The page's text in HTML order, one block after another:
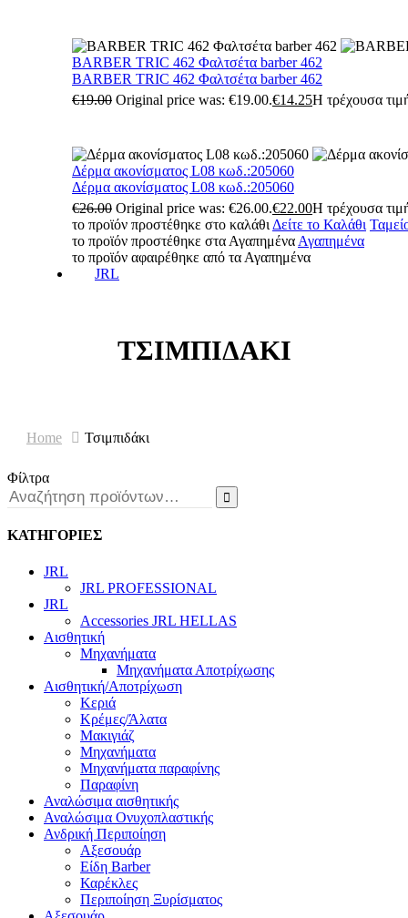
BARBER TRIC 462 Φαλτσέτα barber 462
BARBER TRIC 462 Φαλτσέτα barber 462
€19.00 Original price was: €19.00.€14.25Η τρέχουσα
Δέρμα ακονίσματος L08 κωδ.:205060
Δέρμα ακονίσματος L08 κωδ.:205060
€26.00 Original price was: €26.00.€22.00Η τρέχουσα
το προϊόν προστέθηκε στο καλάθι Δείτε το Καλάθι
το προϊόν προστέθηκε στα Αγαπημένα Αγαπημένα
το προϊόν αφαιρέθηκε από τα Αγαπημένα
JRL
ΤΣΙΜΠΙΔΆΚΙ
Home Τσιμπιδάκι
Φίλτρα

ΚΑΤΗΓΟΡΙΕΣ
JRL
JRL PROFESSIONAL
JRL
Accessories JRL HELLAS
Αισθητική
Μηχανήματα
Μηχανήματα Αποτρίχωσης
Αισθητική/Αποτρίχωση
Κεριά
Κρέμες/Άλατα
Μακιγιάζ
Μηχανήματα
Μηχανήματα παραφίνης
Παραφίνη
Αναλώσιμα αισθητικής
Αναλώσιμα Ονυχοπλαστικής
Ανδρική Περιποίηση
Αξεσουάρ
Είδη Barber
Καρέκλες
Περιποίηση Ξυρίσματος